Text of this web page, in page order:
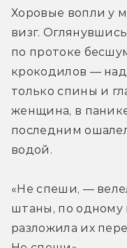
Хоровые вопли у
визг.
по протоке
крокодилов —
только спины и
женщина, в
последним
водой.
«Не спеши, —
штаны, по
разложила их